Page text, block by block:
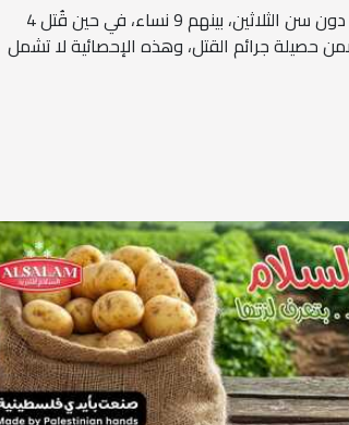
كما تشير الأرقام إلى أن أكثر من 51 من القتلى هم دون سن الثلاثين، بينهم 9 نساء، في حين قُتل 4
حصيلة جرائم القتل، وهذه الإحصائية لا تشمل